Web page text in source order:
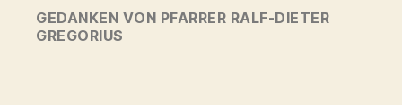
GEDANKEN VON PFARRER RALF-DIETER
GREGORIUS